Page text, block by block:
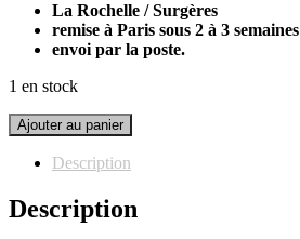
40,00€.30,00€.
La Rochelle / Surgères
remise à Paris sous 2 à 3 semaines
envoi par la poste.
1 en stock
quantité
de
Flacon
pharmacie
ancien
Ajouter au panier
Description
Description